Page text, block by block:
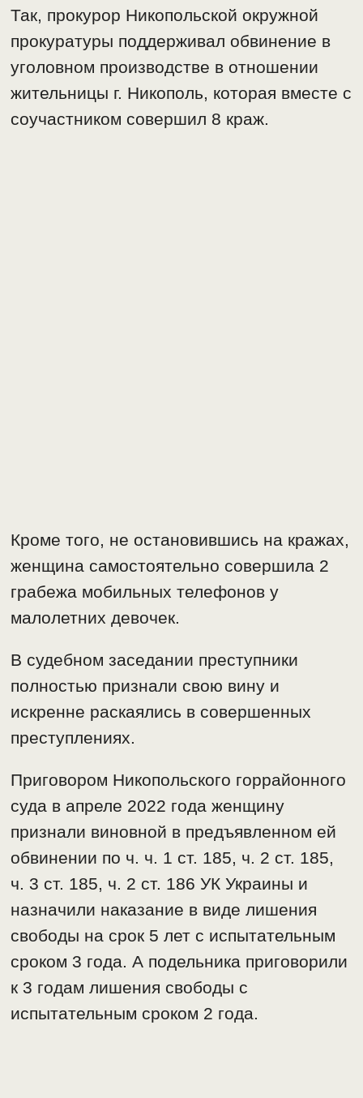
Так, прокурор Никопольской окружной
прокуратуры поддерживал обвинение в
уголовном производстве в отношении
жительницы г. Никополь, которая вместе с
соучастником совершил 8 краж.
Кроме того, не остановившись на кражах,
женщина самостоятельно совершила 2
грабежа мобильных телефонов у
малолетних девочек.
В судебном заседании преступники
полностью признали свою вину и
искренне раскаялись в совершенных
преступлениях.
Приговором Никопольского горрайонного
суда в апреле 2022 года женщину
признали виновной в предъявленном ей
обвинении по ч. ч. 1 ст. 185, ч. 2 ст. 185,
ч. 3 ст. 185, ч. 2 ст. 186 УК Украины и
назначили наказание в виде лишения
свободы на срок 5 лет с испытательным
сроком 3 года. А подельника приговорили
к 3 годам лишения свободы с
испытательным сроком 2 года.